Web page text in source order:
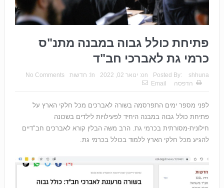
פתיחת כולל גבוה במבנה מתנ"ס
כרמי גת לאברכי חב"ד
Posted By: shhuna
on: ינואר 02, 2022 In: חדשות
No Comments
הדפסה
Email
לפני מספר ימים התפרסמה בשורה לאברכים מכל חלקי הארץ על
פתיחת כולל גבוה במבנה היחיד לפעילויות לילדים בשכונה
חילונית-מסורתית בכרמי גת. הרב משה הבלין קורא לאברכים חב"דיים
להגיע מכל חלקי הארץ ללמוד בכולל בכרמי גת.